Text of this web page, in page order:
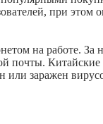
при этом
на работе. За
почты.
или заражен